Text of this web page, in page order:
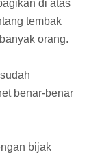
di atas
tembak
orang.
benar-benar
bijak